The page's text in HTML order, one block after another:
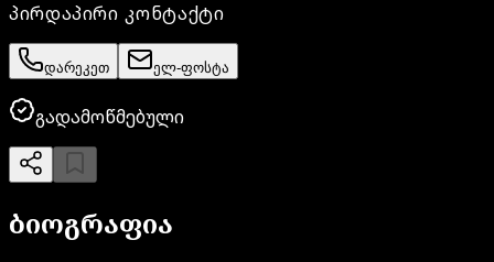
პირდაპირი კონტაქტი
დარეკეთ ელ-ფოსტა
გადამოწმებული
ბიოგრაფია